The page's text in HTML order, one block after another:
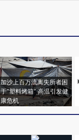
加沙上百万流离失所者困
于“塑料烤箱” 高温引发健
康危机